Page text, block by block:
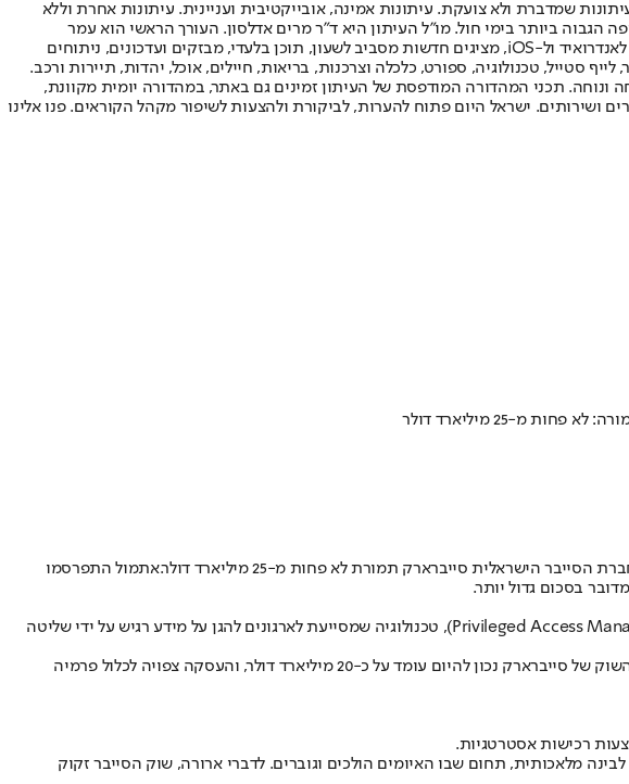
שמדברת ולא צועקת. עיתונות אמינה, אובייקטיבית ועניינית. עיתונות אחרת וללא
היום" לעיתון הישראלי בעל שיעור החשיפה הגבוה ביותר בימי חול. מו"ל העיתון היא ד"ר מרים אדלסון. העורך הראשי הוא עמר
לחמנוביץ, והעורך המייסד הוא עמוס רגב. אתרי האינטרנט של "ישראל היום" בעברית ובאנגלית, כמו כן היישומונים (אפליקציות) לאנדרואיד ול-iOS, מציגים חדשות מסביב לשעון, תוכן בלעדי, מבזקים ועדכונים, ניתוחים
סטייל, טכנולוגיה, ספורט, כלכלה וצרכנות, בריאות, חיילים, אוכל, יהדות, תיירות ורכב.
ונוחה. תכני המהדורה המודפסת של העיתון זמינים גם באתר, במהדורה יומית מקוונת,
ושירותים. ישראל היום פתוח להערות, לביקורת ולהצעות לשיפור מקהל הקוראים. פנו אלינו
25 מיליארד דולר
סייברארק תמורת לא פחות מ-25 מיליארד דולר.
אתמול התפרסמו
בסכום גדול יותר.
סייברארק, שמשרדיה בישראל ממוקמים בפתח תקווה, מתמחה בתחום אבטחת זהויות, ובפרט בניהול גישה מורשית (Privileged Access Management), טכנולוגיה שמסייעת לארגונים להגן על מידע רגיש על ידי שליטה
החברה משרתת למעלה מ-10,000 לקוחות ברחבי העולם, כולל ארגונים גדולים בתחומי הפיננסים, הבריאות והטכנולוגיה. שווי השוק של סייברארק נכון להיום עומד על כ-20 מיליארד דולר, והעסקה צפויה לכלול פרמיה
מלאכותית, תחום שבו האיומים הולכים וגוברים. לדברי ארורה, שוק הסייבר זקוק